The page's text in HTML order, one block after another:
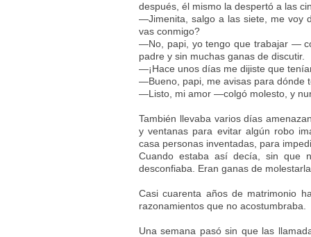
después, él mismo la despertó a las
—Jimenita, salgo a las siete, me voy
vas conmigo?
—No, papi, yo tengo que trabajar —
padre y sin muchas ganas de discutir.
—¡Hace unos días me dijiste que
—Bueno, papi, me avisas para dónde
—Listo, mi amor —colgó molesto, y
También llevaba varios días
y ventanas para evitar algún robo
casa personas inventadas, para
Cuando estaba así decía, sin que
desconfiaba. Eran ganas de
Casi cuarenta años de matrimonio
razonamientos que no acostumbraba.
Una semana pasó sin que las